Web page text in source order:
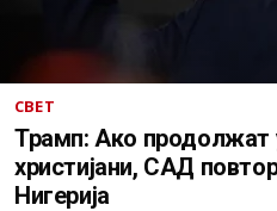
СВЕТ
Трамп: Ако продолжат
христијани, САД
Нигерија